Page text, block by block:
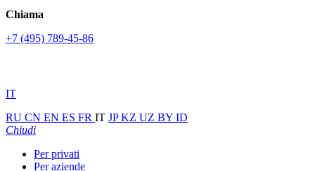
Chiama
+7 (495) 789-45-86
IT
RU CN EN ES FR IT JPKZ UZ BY ID
Chiudi
Per privati
Per aziende